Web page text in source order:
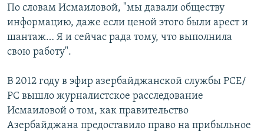
По словам Исмаиловой, "мы давали обществу
информацию, даже если ценой этого были арест и
шантаж… Я и сейчас рада тому, что выполнила
свою работу".
В 2012 году в эфир азербайджанской службы РСЕ/
РС вышло журналистское расследование
Исмаиловой о том, как правительство
Азербайджана предоставило право на прибыльное